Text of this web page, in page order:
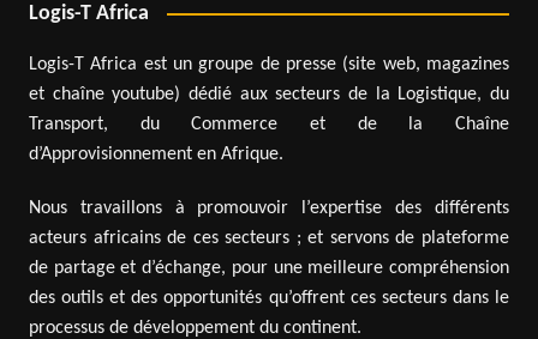
Logis-T Africa
Logis-T Africa est un groupe de presse (site web, magazines
et chaîne youtube) dédié aux secteurs de la Logistique, du
Transport, du Commerce et de la Chaîne
d’Approvisionnement en Afrique.
Nous travaillons à promouvoir l’expertise des différents
acteurs africains de ces secteurs ; et servons de plateforme
de partage et d’échange, pour une meilleure compréhension
des outils et des opportunités qu’offrent ces secteurs dans le
processus de développement du continent.